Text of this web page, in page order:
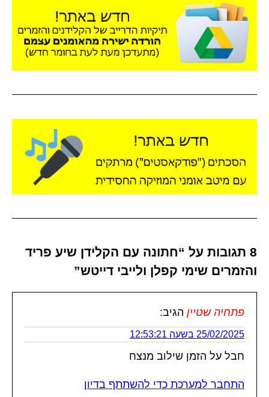
8 תגובות על “חתונה עם הקלידן שיע פריד
והזמרים שימי קפלן ולייבי דייטש”
פתחיה שטיין הגיב:
25/02/2025 בשעה 12:53:21
חבל על הזמן שילוב מנצח
התחבר למערכת כדי להשתתף בדיון